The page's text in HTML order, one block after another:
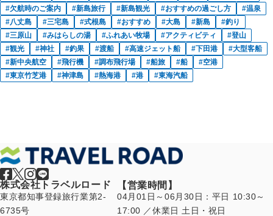
欠航時のご案内
新島旅行 新島観光 おすすめの過ごし方
温泉
八丈島
三宅島 式根島 おすすめ 大島 新島
釣り
三原山
みはらしの湯 ふれあい牧場 アクティビティ
登山
観光
神社 釣果 渡船 高速ジェット船 下田港
大型客船
新中央航空
飛行機 調布飛行場 船旅 船
空港
東京竹芝港
神津島 熱海港 港 東海汽船
株式会社トラベルロード
東京都知事登録旅行業第2-
6735号
【営業時間】
04月01日～06月30日：平日 10:30～
17:00 ／休業日 土日・祝日